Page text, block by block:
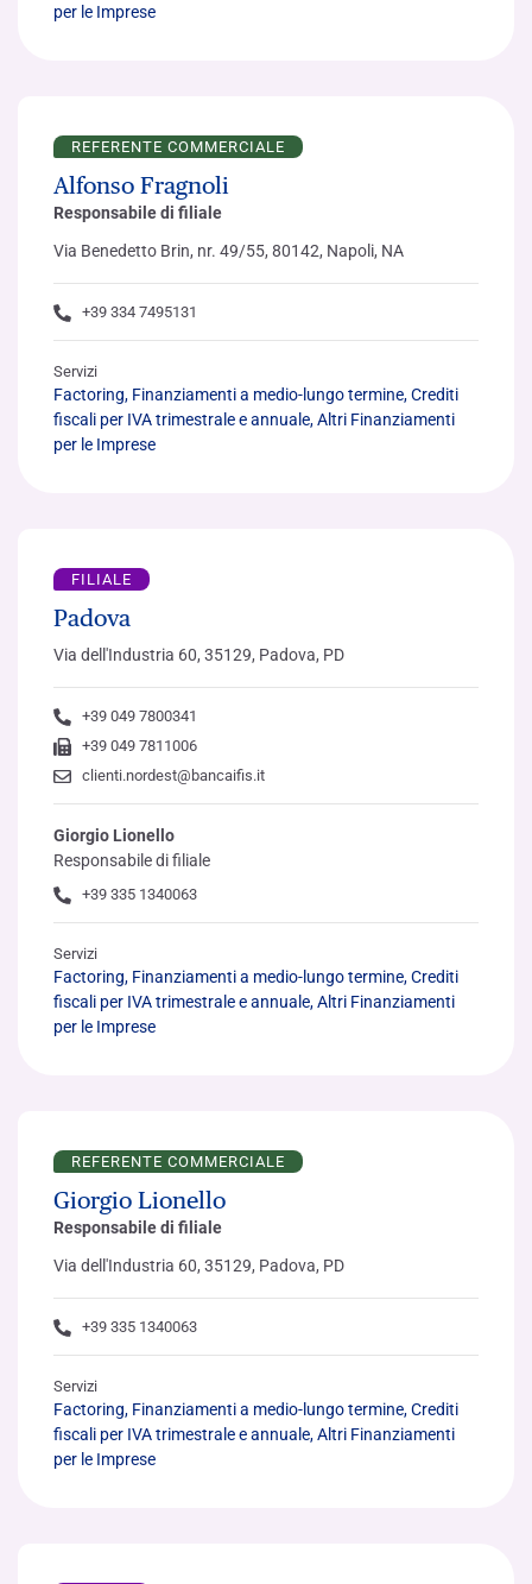
per le Imprese
REFERENTE COMMERCIALE
Alfonso Fragnoli
Responsabile di filiale
Via Benedetto Brin, nr. 49/55, 80142, Napoli, NA
+39 334 7495131
Servizi
Factoring, Finanziamenti a medio-lungo termine, Crediti
fiscali per IVA trimestrale e annuale, Altri Finanziamenti
per le Imprese
FILIALE
Padova
Via dell'Industria 60, 35129, Padova, PD
+39 049 7800341
+39 049 7811006
clienti.nordest@bancaifis.it
Giorgio Lionello
Responsabile di filiale
+39 335 1340063
Servizi
Factoring, Finanziamenti a medio-lungo termine, Crediti
fiscali per IVA trimestrale e annuale, Altri Finanziamenti
per le Imprese
REFERENTE COMMERCIALE
Giorgio Lionello
Responsabile di filiale
Via dell'Industria 60, 35129, Padova, PD
+39 335 1340063
Servizi
Factoring, Finanziamenti a medio-lungo termine, Crediti
fiscali per IVA trimestrale e annuale, Altri Finanziamenti
per le Imprese